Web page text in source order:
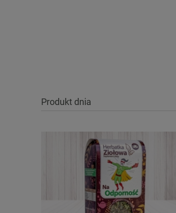
Produkt dnia